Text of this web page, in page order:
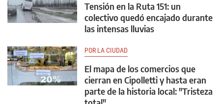
Tensión en la Ruta 151: un
colectivo quedó encajado durante
las intensas lluvias
POR LA CIUDAD
El mapa de los comercios que
cierran en Cipolletti y hasta eran
parte de la historia local: "Tristeza